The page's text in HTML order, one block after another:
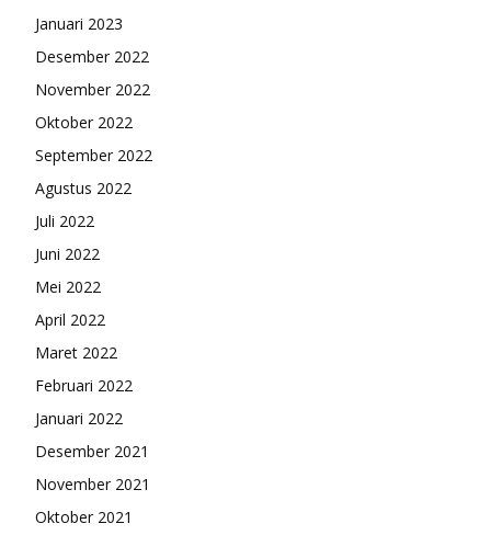
Januari 2023
Desember 2022
November 2022
Oktober 2022
September 2022
Agustus 2022
Juli 2022
Juni 2022
Mei 2022
April 2022
Maret 2022
Februari 2022
Januari 2022
Desember 2021
November 2021
Oktober 2021